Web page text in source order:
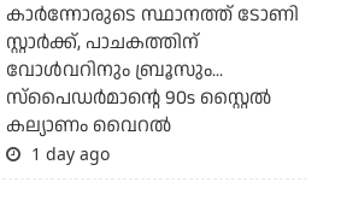
കാര്‍ന്നോരുടെ സ്ഥാനത്ത് ടോണി
സ്റ്റാര്‍ക്ക്, പാചകത്തിന്
വോള്‍വറിനും ബ്രൂസും...
സ്‌പൈഡര്‍മാന്റെ 90s സ്റ്റൈല്‍
കല്യാണം വൈറല്‍
1 day ago